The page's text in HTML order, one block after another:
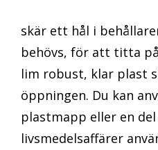
skär ett hål i
behövs, för att titta
lim robust, klar plast
öppningen. Du kan
plastmapp eller en
livsmedelsaffärer